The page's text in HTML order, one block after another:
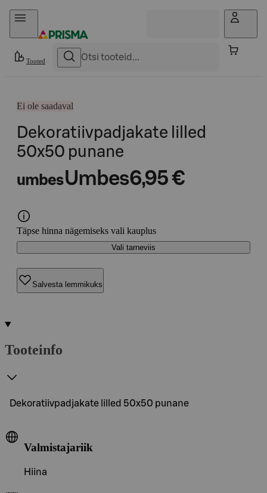
Otse sisu juurde
Tooted
Ei ole saadaval
Dekoratiivpadjakate lilled
50x50 punane
umbesUmbes6,95 €
Täpse hinna nägemiseks vali kauplus
Vali tarneviis
Salvesta lemmikuks
Tooteinfo
Dekoratiivpadjakate lilled 50x50 punane
Valmistajariik
Hiina